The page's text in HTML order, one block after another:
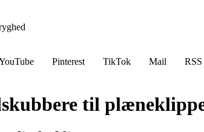
Pinterest TikTok Mail
RSS
til